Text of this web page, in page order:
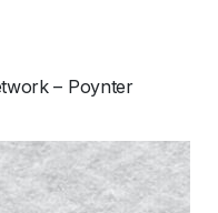
– Poynter